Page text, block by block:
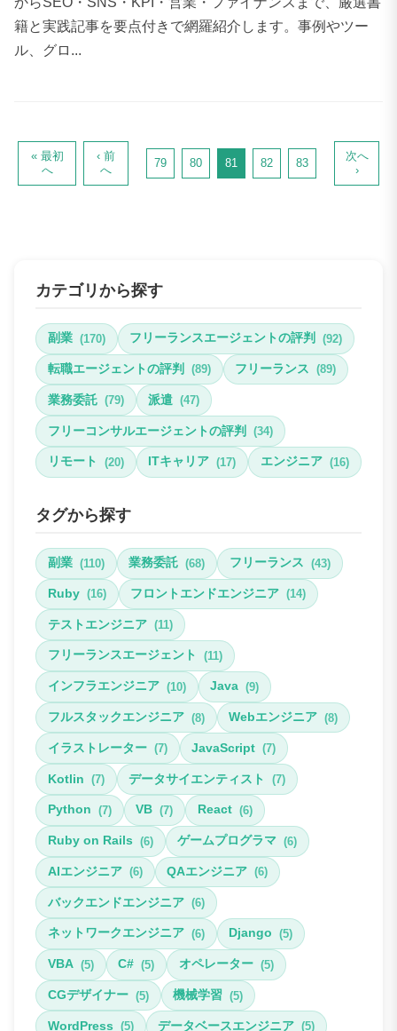
籍と実践記事を要点付きで網羅紹介します。事例やツー
ル、グロ...
« 最初
へ
‹ 前
へ
79 80 81 82 83
次へ
›
カテゴリから探す
副業 (170) フリーランスエージェントの評判 (92)
転職エージェントの評判 (89) フリーランス (89)
業務委託 (79) 派遣 (47)
フリーコンサルエージェントの評判 (34)
リモート (20) ITキャリア (17) エンジニア (16)
タグから探す
副業 (110) 業務委託 (68) フリーランス (43)
Ruby (16) フロントエンドエンジニア (14)
テストエンジニア (11)
フリーランスエージェント (11)
インフラエンジニア (10) Java (9)
フルスタックエンジニア (8) Webエンジニア (8)
イラストレーター (7) JavaScript (7)
Kotlin (7) データサイエンティスト (7)
Python (7) VB (7) React (6)
Ruby on Rails (6) ゲームプログラマ (6)
AIエンジニア (6) QAエンジニア (6)
バックエンドエンジニア (6)
ネットワークエンジニア (6) Django (5)
VBA (5) C# (5) オペレーター (5)
CGデザイナー (5) 機械学習 (5)
WordPress (5) データベースエンジニア (5)